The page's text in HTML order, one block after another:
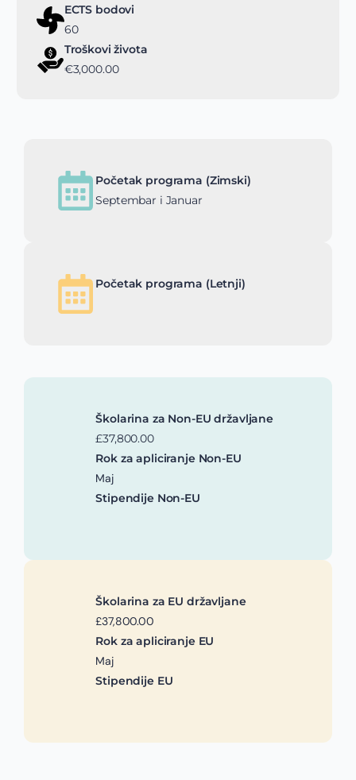
ECTS bodovi
60
Troškovi života
€3,000.00
Početak programa (Zimski)
Septembar i Januar
Početak programa (Letnji)
Školarina za Non-EU državljane
£37,800.00
Rok za apliciranje Non-EU
Maj
Stipendije Non-EU
Školarina za EU državljane
£37,800.00
Rok za apliciranje EU
Maj
Stipendije EU